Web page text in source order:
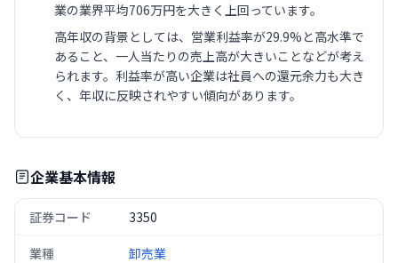
業の業界平均706万円を大きく上回っています。
高年収の背景としては、営業利益率が29.9%と高水準で
あること、一人当たりの売上高が大きいことなどが考え
られます。利益率が高い企業は社員への還元余力も大き
く、年収に反映されやすい傾向があります。
企業基本情報
証券コード 3350
業種 卸売業